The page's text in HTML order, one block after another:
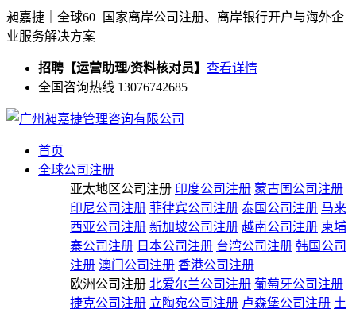
昶嘉捷｜全球60+国家离岸公司注册、离岸银行开户与海外企
业服务解决方案
招聘【运营助理/资料核对员】 查看详情
全国咨询热线 13076742685
首页
全球公司注册
亚太地区公司注册 印度公司注册 蒙古国公司注册
印尼公司注册 菲律宾公司注册 泰国公司注册 马来
西亚公司注册 新加坡公司注册 越南公司注册 柬埔
寨公司注册 日本公司注册 台湾公司注册 韩国公司
注册 澳门公司注册 香港公司注册
欧洲公司注册 北爱尔兰公司注册 葡萄牙公司注册
捷克公司注册 立陶宛公司注册 卢森堡公司注册 土